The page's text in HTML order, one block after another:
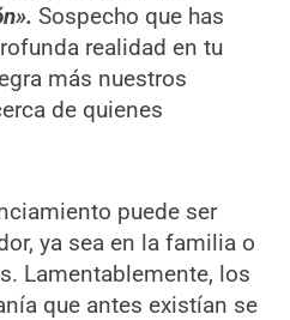
Sospecho que has
realidad en tu
más nuestros
de quienes
puede ser
ya sea en la familia o
Lamentablemente, los
que antes existían se